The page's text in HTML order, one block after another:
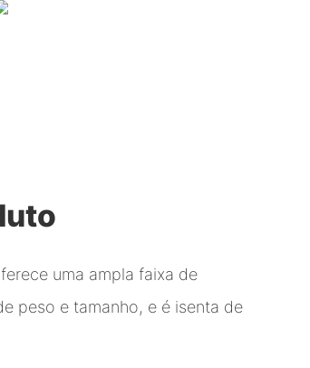
uma ampla faixa de
peso e tamanho, e é isenta de